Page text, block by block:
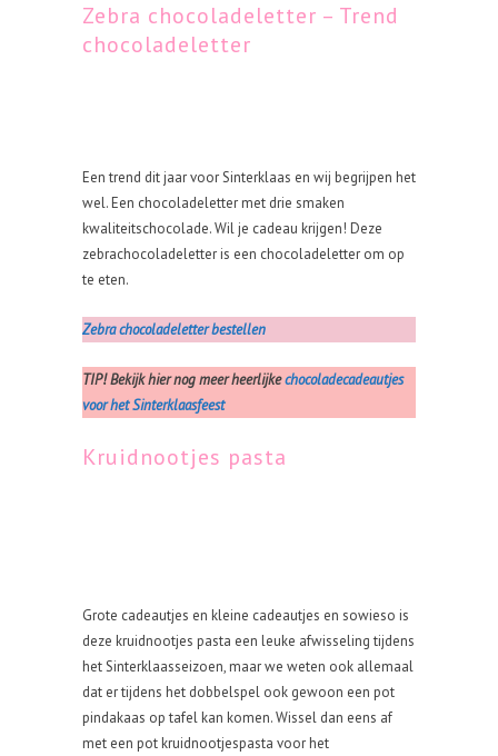
Zebra chocoladeletter – Trend
chocoladeletter
Een trend dit jaar voor Sinterklaas en wij begrijpen het
wel. Een chocoladeletter met drie smaken
kwaliteitschocolade. Wil je cadeau krijgen! Deze
zebrachocoladeletter is een chocoladeletter om op
te eten.
Zebra chocoladeletter bestellen
TIP! Bekijk hier nog meer heerlijkechocoladecadeautjes
voor het Sinterklaasfeest
Kruidnootjes pasta
Grote cadeautjes en kleine cadeautjes en sowieso is
deze kruidnootjes pasta een leuke afwisseling tijdens
het Sinterklaasseizoen, maar we weten ook allemaal
dat er tijdens het dobbelspel ook gewoon een pot
pindakaas op tafel kan komen. Wissel dan eens af
met een pot kruidnootjespasta voor het